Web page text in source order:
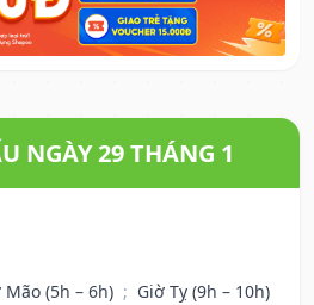
NGÀY 29 THÁNG 1
Mão (5h – 6h) ; Giờ Tỵ (9h – 10h)